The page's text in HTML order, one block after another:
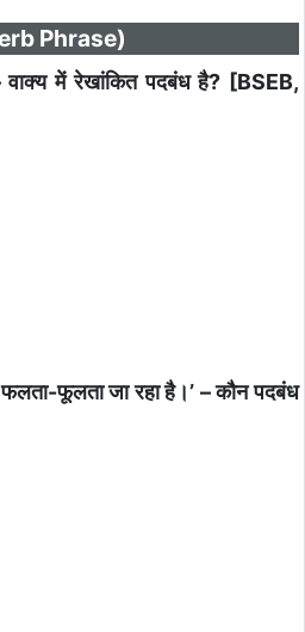
Phrase)
वाक्य में रेखांकित पदबंध है? [BSEB,
फलता-फूलता जा रहा है।’ – कौन पदबंध